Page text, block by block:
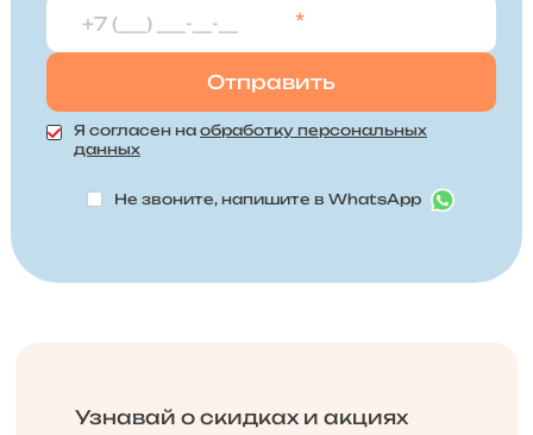
*
Я согласен на обработку персональных
данных
Не звоните, напишите в WhatsApp
Узнавай о скидках и акциях